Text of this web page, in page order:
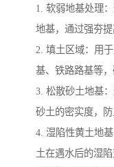
1. 软弱地基处理
地基，通过强夯提
2. 填土区域：用
基、铁路路基等，
3. 松散砂土地基
砂土的密实度，防
4. 湿陷性黄土地
土在遇水后的湿陷